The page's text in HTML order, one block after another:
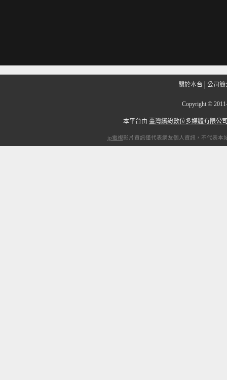
關於本台 公司簡
Copyright ©
本平台由 臺灣繽紛數位多媒體有限公
ip電視影片資訊僅代表網友個人資訊，不代表本